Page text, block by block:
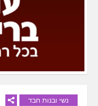
נשי ובנות חבד